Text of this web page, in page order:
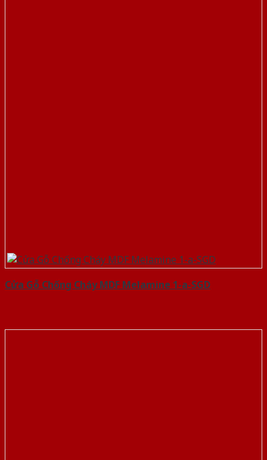
Cửa Gỗ Chống Cháy MDF Melamine 1-a-SGD